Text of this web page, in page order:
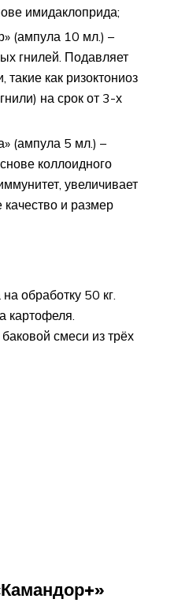
имидаклоприда;
(ампула 10 мл.) –
гнилей. Подавляет
как ризоктониоз
на срок от 3-х
(ампула 5 мл.) –
коллоидного
увеличивает
качество и размер
обработку 50 кг.
картофеля.
смеси из трёх